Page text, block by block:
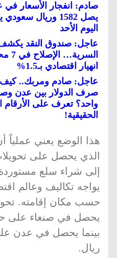
صادم: انفجار الأسعار في
اليوم الأحد
عاجل: صندوق النقد يكشف
انهيار اقتصادي بـ1.5%
عاجل: صادم ومربك..
واحد؟ تعرف على الأرقام
الحقيقية!
هذا الوضع يعني عملياً
الذي يحصل على
إلى شراء سلع مستوردة
يواجه تكاليف وعالم
ريال.